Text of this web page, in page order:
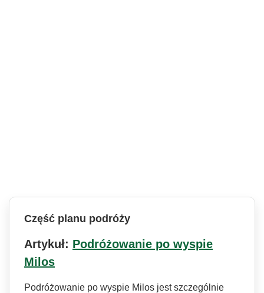
Część planu podróży
Artykuł: Podróżowanie po wyspie
Milos
Podróżowanie po wyspie Milos jest szczególnie